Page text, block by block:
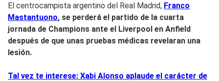
El centrocampista argentino del Real Madrid, Franco
Mastantuono, se perderá el partido de la cuarta
jornada de Champions ante el Liverpool en Anfield
después de que unas pruebas médicas revelaran una
lesión.
Tal vez te interese: Xabi Alonso aplaude el carácter de